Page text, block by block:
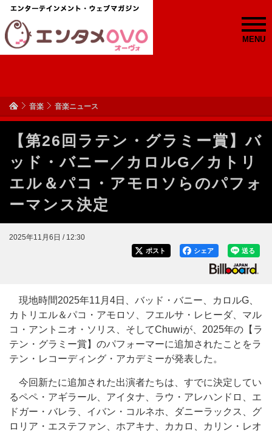
MENU
音楽 音楽ニュース
【第26回ラテン・グラミー賞】バ
ッド・バニー／カロルG／カトリ
エル＆パコ・アモロソらのパフォ
ーマンス決定
2025年11月6日 / 12:30
送る
シェア
ポスト
現地時間2025年11月4日、バッド・バニー、カロルG、
カトリエル＆パコ・アモロソ、フエルサ・レヒーダ、マル
コ・アントニオ・ソリス、そしてChuwiが、2025年の【ラ
テン・グラミー賞】のパフォーマーに追加されたことをラ
テン・レコーディング・アカデミーが発表した。
今回新たに追加された出演者たちは、すでに決定してい
るペペ・アギラール、アイタナ、ラウ・アレハンドロ、エ
ドガー・バレラ、イバン・コルネホ、ダニーラックス、グ
ロリア・エステファン、ホアキナ、カカロ、カリン・レオ